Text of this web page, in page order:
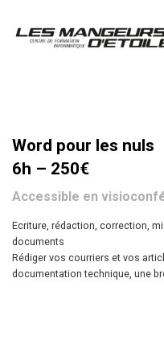
Word pour les nuls
6h – 250€
Accessible en
Ecriture, rédaction, correction,
documents
Rédiger vos courriers et vos
documentation technique, une